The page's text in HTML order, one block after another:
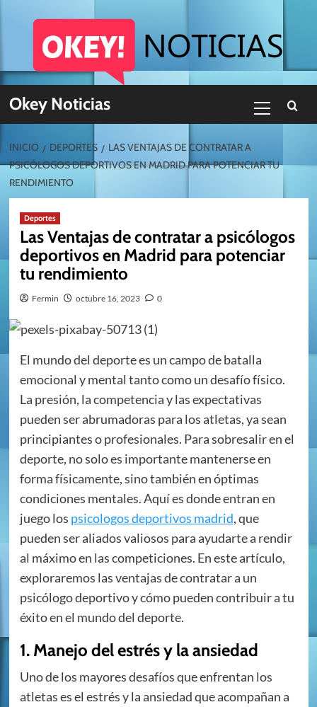
Okey Noticias
primario
INICIO DEPORTES
LAS VENTAJAS DE CONTRATAR A
PSICÓLOGOS DEPORTIVOS EN MADRID PARA POTENCIAR TU
RENDIMIENTO
Deportes
Las Ventajas de contratar a psicólogos
deportivos en Madrid para potenciar
tu rendimiento
Fermin octubre 16, 2023 0
El mundo del deporte es un campo de batalla
emocional y mental tanto como un desafío físico.
La presión, la competencia y las expectativas
pueden ser abrumadoras para los atletas, ya sean
principiantes o profesionales. Para sobresalir en el
deporte, no solo es importante mantenerse en
forma físicamente, sino también en óptimas
condiciones mentales. Aquí es donde entran en
juego los psicologos deportivos madrid, que
pueden ser aliados valiosos para ayudarte a rendir
al máximo en las competiciones. En este artículo,
exploraremos las ventajas de contratar a un
psicólogo deportivo y cómo pueden contribuir a tu
éxito en el mundo del deporte.
1. Manejo del estrés y la ansiedad
Uno de los mayores desafíos que enfrentan los
atletas es el estrés y la ansiedad que acompañan a